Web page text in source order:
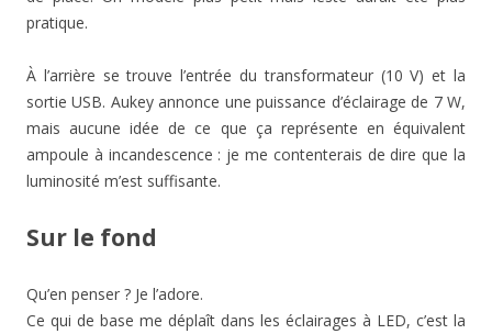
pratique.
À l’arrière se trouve l’entrée du transformateur (10 V) et la
sortie USB. Aukey annonce une puissance d’éclairage de 7 W,
mais aucune idée de ce que ça représente en équivalent
ampoule à incandescence : je me contenterais de dire que la
luminosité m’est suffisante.
Sur le fond
Qu’en penser ? Je l’adore.
Ce qui de base me déplaît dans les éclairages à LED, c’est la